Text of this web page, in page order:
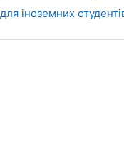
іноземних